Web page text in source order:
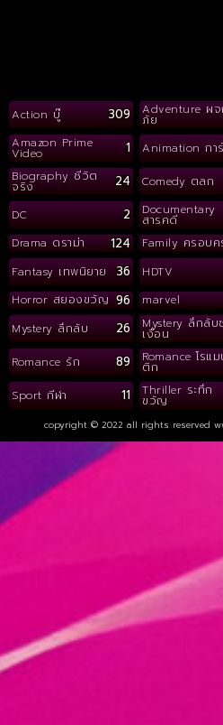
Action บู๊ 309 Adventure ผ
ภัย
Amazon Prime
Video 1 Animation กา
Biography ชีวิต
จริง 24 Comedy ตลก
DC 2 Documentary
สารคดี
Drama ดราม่า 124 Family ครอบค
Fantasy เทพนิยาย 36 HDTV
Horror สยองขวัญ 96 marvel
Mystery ลึกลับ 26 Mystery ลึกลับ
เงื่อน
Romance รัก 89 Romance โรแม
ติก
Sport กีฬา 11 Thriller ระทึก
ขวัญ
copyright © 2022 all rights reserved